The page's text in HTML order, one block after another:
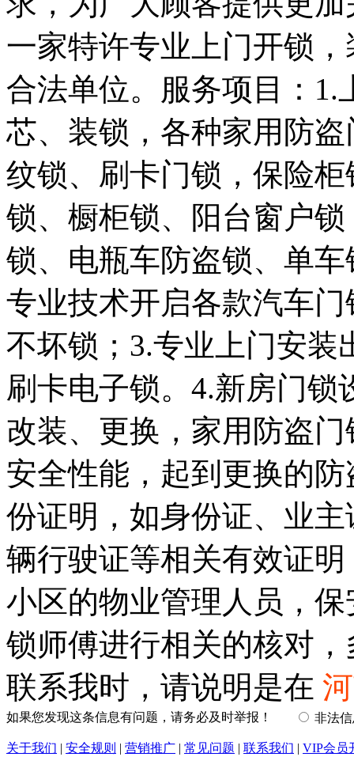
一家特许专业上门开锁
合法单位。服务项目：
芯、装锁，各种家用防
纹锁、刷卡门锁，保险
锁、橱柜锁、阳台窗户
锁、电瓶车防盗锁、单
专业技术开启各款汽车
不坏锁；3.专业上门安装
刷卡电子锁。4.新房门
改装、更换，家用防盗
安全性能，起到更换的
份证明，如身份证、业
辆行驶证等相关有效证
小区的物业管理人员，
锁师傅进行相关的核对
联系我时，请说明是在
如果您发现这条信息有问题，请务必及时举报！ 非法
关于我们 | 安全规则 | 营销推广 | 常见问题 | 联系我们 | VIP会员